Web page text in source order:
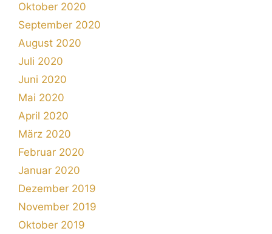
Oktober 2020
September 2020
August 2020
Juli 2020
Juni 2020
Mai 2020
April 2020
März 2020
Februar 2020
Januar 2020
Dezember 2019
November 2019
Oktober 2019